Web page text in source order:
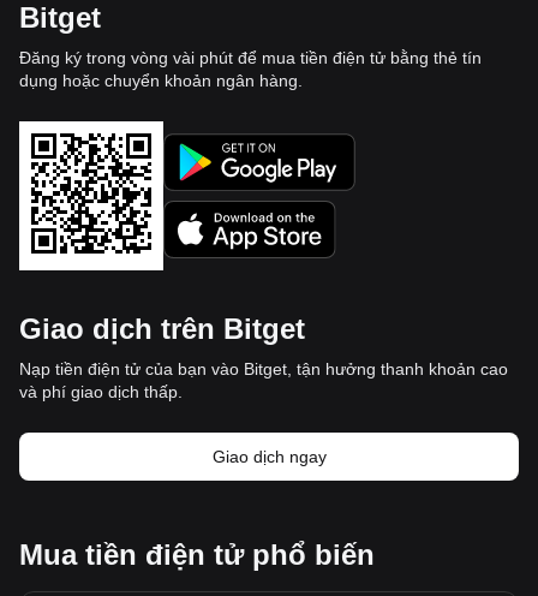
Bitget
Đăng ký trong vòng vài phút để mua tiền điện tử bằng thẻ tín
dụng hoặc chuyển khoản ngân hàng.
Giao dịch trên Bitget
Nạp tiền điện tử của bạn vào Bitget, tận hưởng thanh khoản cao
và phí giao dịch thấp.
Giao dịch ngay
Mua tiền điện tử phổ biến